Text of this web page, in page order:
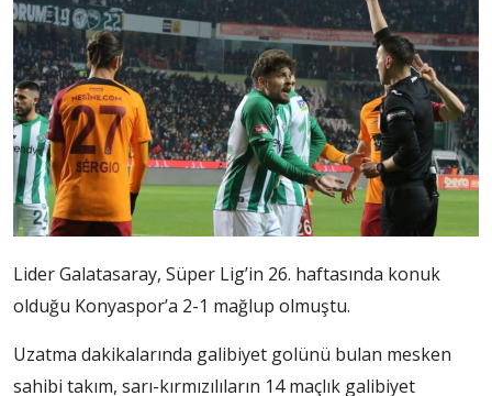
Lider Galatasaray, Süper Lig’in 26. haftasında konuk
olduğu Konyaspor’a 2-1 mağlup olmuştu.
Uzatma dakikalarında galibiyet golünü bulan mesken
sahibi takım, sarı-kırmızılıların 14 maçlık galibiyet